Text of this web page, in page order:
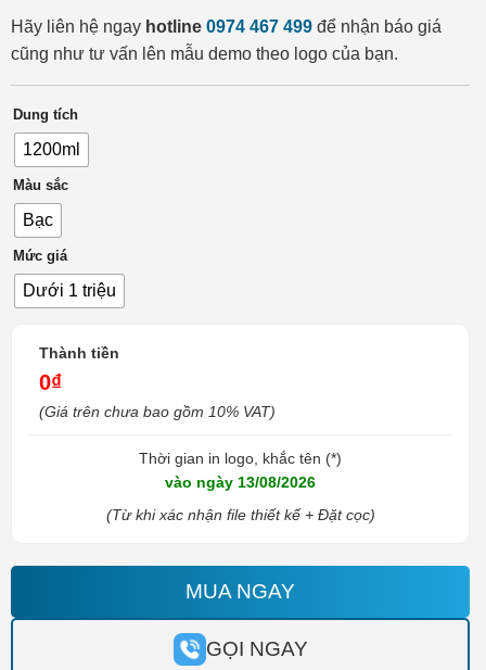
Hãy liên hệ ngay hotline 0974 467 499 để nhận báo giá
cũng như tư vấn lên mẫu demo theo logo của bạn.
Dung tích
1200ml
Màu sắc
Bạc
Mức giá
Dưới 1 triệu
Thời gian in logo, khắc tên (*)
vào ngày 13/08/2026
(Từ khi xác nhận file thiết kế + Đặt cọc)
Thành tiền
0₫
(Giá trên chưa bao gồm 10% VAT)
MUA NGAY
GỌI NGAY